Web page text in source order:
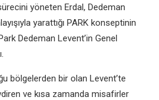
yöneten Erdal, Dedeman
yarattığı PARK konseptinin
Dedeman Levent’in Genel
bölgelerden bir olan Levent’te
ve kısa zamanda misafirler